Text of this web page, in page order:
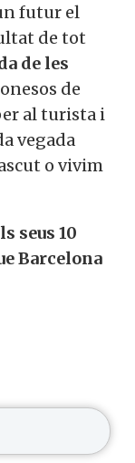
futur el
de tot
de les
de
al turista i
vegada
o vivim
seus 10
Barcelona